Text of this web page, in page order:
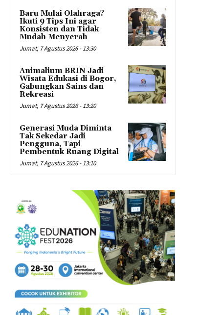
Baru Mulai Olahraga?
Ikuti 9 Tips Ini agar
Konsisten dan Tidak
Mudah Menyerah
Jumat, 7 Agustus 2026 - 13:30
Animalium BRIN Jadi
Wisata Edukasi di Bogor,
Gabungkan Sains dan
Rekreasi
Jumat, 7 Agustus 2026 - 13:20
Generasi Muda Diminta
Tak Sekedar Jadi
Pengguna, Tapi
Pembentuk Ruang Digital
Jumat, 7 Agustus 2026 - 13:10